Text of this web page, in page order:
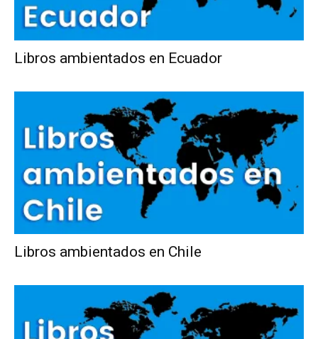
Libros ambientados en Ecuador
Libros ambientados en Chile